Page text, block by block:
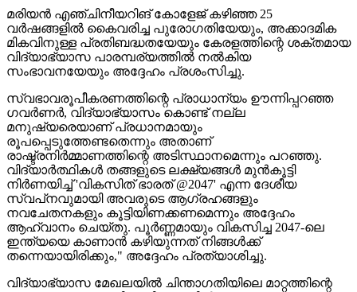
മരിയൻ എഞ്ചിനീയറിങ് കോളേജ് കഴിഞ്ഞ 25
വർഷങ്ങളിൽ കൈവരിച്ച പുരോഗതിയേയും, അക്കാദമിക
മികവിനുള്ള പ്രതിബദ്ധതയേയും കേരളത്തിന്റെ ശക്തമായ
വിദ്യാഭ്യാസ പാരമ്പര്യത്തിൽ നൽകിയ
സംഭാവനയേയും അദ്ദേഹം പ്രശംസിച്ചു.
സ്വഭാവരൂപീകരണത്തിന്റെ പ്രാധാന്യം ഊന്നിപ്പറഞ്ഞ
ഗവർണർ, വിദ്യാഭ്യാസം കൊണ്ട് നല്ല
മനുഷ്യരെയാണ് പ്രധാനമായും
രൂപപ്പെടുത്തേണ്ടതെന്നും അതാണ്
രാഷ്ട്രനിർമ്മാണത്തിന്റെ അടിസ്ഥാനമെന്നും പറഞ്ഞു.
വിദ്യാർത്ഥികൾ തങ്ങളുടെ ലക്ഷ്യങ്ങൾ മുന്‍കൂട്ടി
നിർണയിച്ച് 'വികസിത് ഭാരത് @2047' എന്ന ദേശീയ
സ്വപ്‌നവുമായി അവരുടെ ആഗ്രഹങ്ങളും
നവചേതനകളും കൂട്ടിയിണക്കണമെന്നും അദ്ദേഹം
ആഹ്വാനം ചെയ്തു. പൂർണ്ണമായും വികസിച്ച 2047-ലെ
ഇന്ത്യയെ കാണാൻ കഴിയുന്നത് നിങ്ങൾക്ക്
തന്നെയായിരിക്കും," അദ്ദേഹം പ്രത്യാശിച്ചു.
വിദ്യാഭ്യാസ മേഖലയിൽ ചിന്താഗതിയിലെ മാറ്റത്തിന്റെ